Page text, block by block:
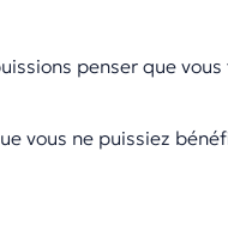
penser que
vous ne puissiez